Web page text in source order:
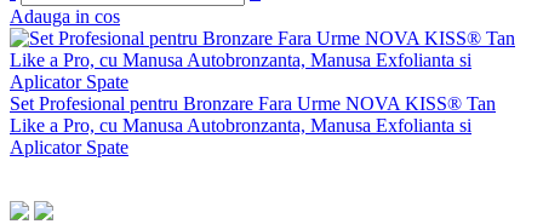
Adauga in cos
Set Profesional pentru Bronzare Fara Urme NOVA KISS® Tan
Like a Pro, cu Manusa Autobronzanta, Manusa Exfolianta si
Aplicator Spate